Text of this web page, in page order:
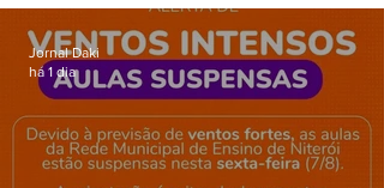
Gardênia Azul
Jornal Daki
há 1 dia